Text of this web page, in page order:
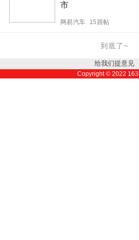
市
网易汽车 15跟帖
到底了~
给我们提意见
Copyright © 2022